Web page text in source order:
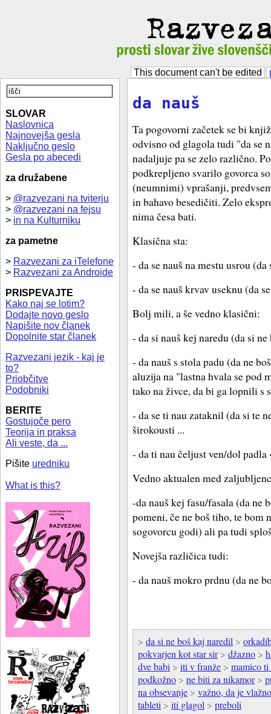
This document can't be edited
SLOVAR
Naslovnica
Najnovejša gesla
Naključno geslo
Gesla po abecedi
za družabene
> @razvezani na tviterju
> @razvezani na fejsu
> in na Kulturniku
za pametne
> Razvezani za iTelefone
> Razvezani za Androide
PRISPEVAJTE
Kako naj se lotim?
Dodajte novo geslo
Napišite nov članek
Dopolnite star članek
Razvezani jezik - kaj je
to?
Priobčitve
Podobniki
BERITE
Gostujoče pero
Teorija in praksa
Ali veste, da ...
Pišite uredniku
What is this?
da nauš
Ta pogovorni začetek se bi
odvisno od glagola tudi "da se
nadaljuje pa se zelo različno.
podkrepljeno svarilo govorca
(neumnimi) vprašanji,
in bahavo besedičiti. Zelo
nima česa bati.
Klasična sta:
- da se nauš na mestu usrou
- da se nauš krvav useknu (da
Bolj mili, a še vedno klasični:
- da si nauš kej naredu (da si
- da nauš s stola padu (da ne
aluzija na "lastna hvala se pod
tako na živce, da bi ga lopnili s
- da se ti nau zataknil (da si te
širokousti ...
- da ti nau čeljust ven/dol
Vedno aktualen med
-da nauš kej fasu/fasala (da ne
pomeni, če ne boš tiho, te bom
sogovorcu godi) ali pa tudi
Novejša različica tudi:
- da nauš mokro prdnu (da ne
> da si ne boš kaj naredil >
pokvarjen kot star sir> džazno >
dve babi > iti v franže > mamico ti
podkožno > ne biti za nikamor>
na obsevanje > važno, da je vlažno
tableti > iti glagol > preboli